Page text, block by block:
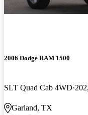
2006 Dodge RAM 1500
SLT Quad Cab 4WD
Garland, TX